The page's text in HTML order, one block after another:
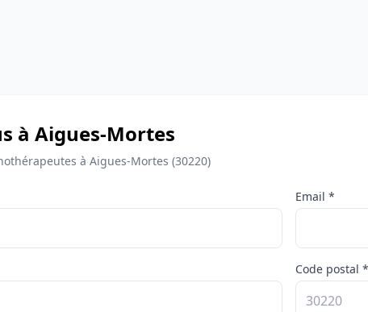
à Aigues-Mortes
à Aigues-Mortes (30220)
Email *
Code postal *